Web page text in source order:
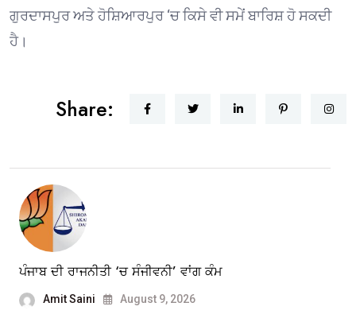
ਗੁਰਦਾਸਪੁਰ ਅਤੇ ਹੋਸ਼ਿਆਰਪੁਰ ‘ਚ ਕਿਸੇ ਵੀ ਸਮੇਂ ਬਾਰਿਸ਼ ਹੋ ਸਕਦੀ
ਹੈ।
Share:
ਪੰਜਾਬ ਦੀ ਰਾਜਨੀਤੀ ‘ਚ ਸੰਜੀਵਨੀ’ ਵਾਂਗ ਕੰਮ
Amit Saini August 9, 2026